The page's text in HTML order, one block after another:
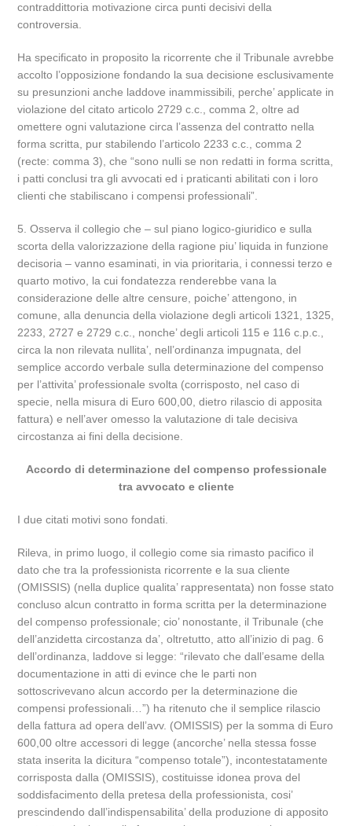
contraddittoria motivazione circa punti decisivi della
controversia.
Ha specificato in proposito la ricorrente che il Tribunale avrebbe
accolto l’opposizione fondando la sua decisione esclusivamente
su presunzioni anche laddove inammissibili, perche’ applicate in
violazione del citato articolo 2729 c.c., comma 2, oltre ad
omettere ogni valutazione circa l’assenza del contratto nella
forma scritta, pur stabilendo l’articolo 2233 c.c., comma 2
(recte: comma 3), che “sono nulli se non redatti in forma scritta,
i patti conclusi tra gli avvocati ed i praticanti abilitati con i loro
clienti che stabiliscano i compensi professionali”.
5. Osserva il collegio che – sul piano logico-giuridico e sulla
scorta della valorizzazione della ragione piu’ liquida in funzione
decisoria – vanno esaminati, in via prioritaria, i connessi terzo e
quarto motivo, la cui fondatezza renderebbe vana la
considerazione delle altre censure, poiche’ attengono, in
comune, alla denuncia della violazione degli articoli 1321, 1325,
2233, 2727 e 2729 c.c., nonche’ degli articoli 115 e 116 c.p.c.,
circa la non rilevata nullita’, nell’ordinanza impugnata, del
semplice accordo verbale sulla determinazione del compenso
per l’attivita’ professionale svolta (corrisposto, nel caso di
specie, nella misura di Euro 600,00, dietro rilascio di apposita
fattura) e nell’aver omesso la valutazione di tale decisiva
circostanza ai fini della decisione.
Accordo di determinazione del compenso professionale
tra avvocato e cliente
I due citati motivi sono fondati.
Rileva, in primo luogo, il collegio come sia rimasto pacifico il
dato che tra la professionista ricorrente e la sua cliente
(OMISSIS) (nella duplice qualita’ rappresentata) non fosse stato
concluso alcun contratto in forma scritta per la determinazione
del compenso professionale; cio’ nonostante, il Tribunale (che
dell’anzidetta circostanza da’, oltretutto, atto all’inizio di pag. 6
dell’ordinanza, laddove si legge: “rilevato che dall’esame della
documentazione in atti di evince che le parti non
sottoscrivevano alcun accordo per la determinazione die
compensi professionali…”) ha ritenuto che il semplice rilascio
della fattura ad opera dell’avv. (OMISSIS) per la somma di Euro
600,00 oltre accessori di legge (ancorche’ nella stessa fosse
stata inserita la dicitura “compenso totale”), incontestatamente
corrisposta dalla (OMISSIS), costituisse idonea prova del
soddisfacimento della pretesa della professionista, cosi’
prescindendo dall’indispensabilita’ della produzione di apposito